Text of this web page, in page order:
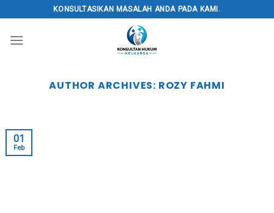
to
content
KONSULTASIKAN MASALAH ANDA PADA KAMI.
AUTHOR ARCHIVES: ROZY FAHMI
01
Feb